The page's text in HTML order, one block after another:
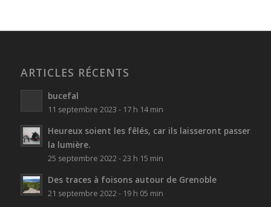
ARTICLES RÉCENTS
bucefal
11 septembre 2023 - 17 h 14 min
Heureux soient les fêlés, car ils laisseront passer
la lumière.
25 septembre 2022 - 23 h 15 min
Des traces à foisons autour de Grenoble
21 septembre 2022 - 19 h 05 min